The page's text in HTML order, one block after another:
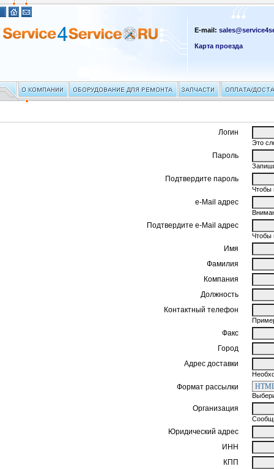
E-mail:
Карта проезда
Логин
Это
Пароль
Подтвердите пароль
Чтобы
e-Mail адрес
Подтвердите e-Mail адрес
Чтобы
Имя
Фамилия
Компания
Должность
Контактный телефон
Факс
Город
Адрес доставки
Формат рассылки
Организация
Юридический адрес
ИНН
КПП